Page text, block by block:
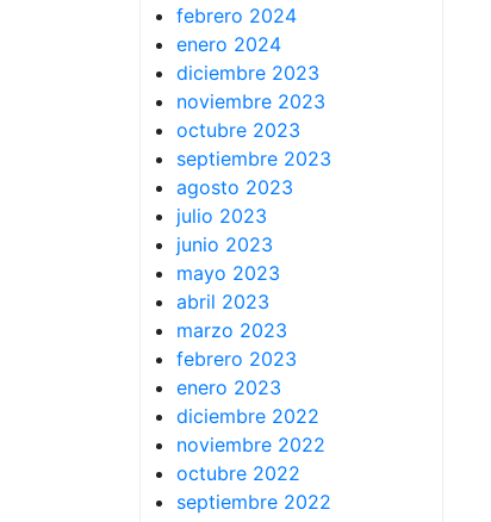
febrero 2024
enero 2024
diciembre 2023
noviembre 2023
octubre 2023
septiembre 2023
agosto 2023
julio 2023
junio 2023
mayo 2023
abril 2023
marzo 2023
febrero 2023
enero 2023
diciembre 2022
noviembre 2022
octubre 2022
septiembre 2022